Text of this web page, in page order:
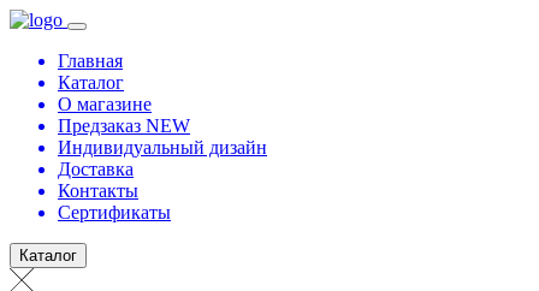
Главная
Каталог
О магазине
Предзаказ NEW
Индивидуальный дизайн
Доставка
Контакты
Сертификаты
Каталог